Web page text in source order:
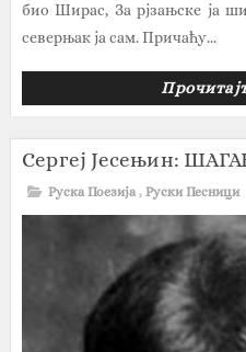
био Ширас, За рјзањске ја
северњак ја сам. Причаћу...
Сергеј Јесењин:
Руска Поезија , Руски Песници